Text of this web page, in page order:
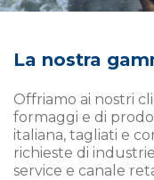
La nostra
Offriamo ai nostri
formaggi e di
italiana, tagliati e
richieste di
service e canale